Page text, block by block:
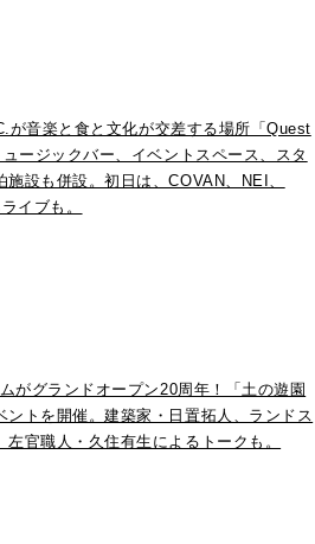
が⾳楽と⾷と⽂化が交差する場所「Quest
ージックバー、イベントスペース、スタ
設も併設。初日は、COVAN、NEI、
イブも。
がグランドオープン20周年！「土の遊園
ントを開催。建築家・日置拓人、ランドス
官職人・久住有生によるトークも。